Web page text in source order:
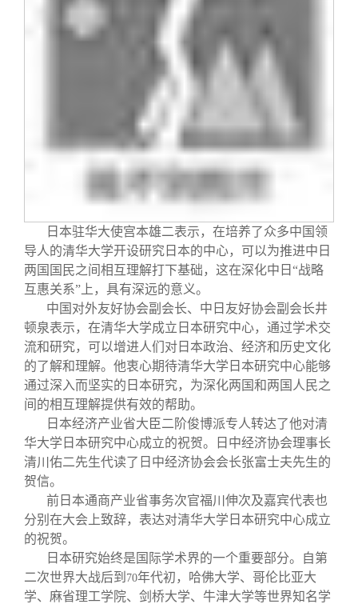
日本驻华大使宫本雄二表示，在培养了众多中国领
导人的清华大学开设研究日本的中心，可以为推进中日
两国国民之间相互理解打下基础，这在深化中日“战略
互惠关系”上，具有深远的意义。
中国对外友好协会副会长、中日友好协会副会长井
顿泉表示，在清华大学成立日本研究中心，通过学术交
流和研究，可以增进人们对日本政治、经济和历史文化
的了解和理解。他衷心期待清华大学日本研究中心能够
通过深入而坚实的日本研究，为深化两国和两国人民之
间的相互理解提供有效的帮助。
日本经济产业省大臣二阶俊博派专人转达了他对清
华大学日本研究中心成立的祝贺。日中经济协会理事长
清川佑二先生代读了日中经济协会会长张富士夫先生的
贺信。
前日本通商产业省事务次官福川伸次及嘉宾代表也
分别在大会上致辞，表达对清华大学日本研究中心成立
的祝贺。
日本研究始终是国际学术界的一个重要部分。自第
二次世界大战后到 70年代初，哈佛大学、哥伦比亚大
学、麻省理工学院、剑桥大学、牛津大学等世界知名学